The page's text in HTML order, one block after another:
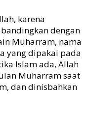
karena
dengan
Muharram, nama
yang dipakai pada
Islam ada, Allah
Muharram saat
dan dinisbahkan